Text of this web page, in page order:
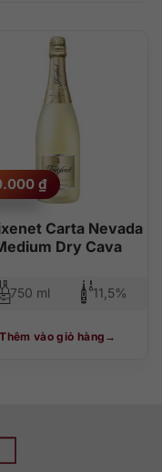
độ phổ biến
thấp đến cao
cao đến thấp
Carta Nevada
Dry Cava
₫
750 ml 11,5%
Thêm vào giỏ hàng